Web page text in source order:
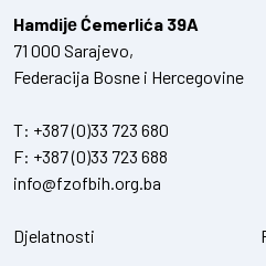
Hamdiје Ćemerlića 39A
71 000 Sarajevo,
Federacija Bosne i Hercegovine
T: +387 (0)33 723 680
F: +387 (0)33 723 688
info@fzofbih.org.ba
Djelatnosti